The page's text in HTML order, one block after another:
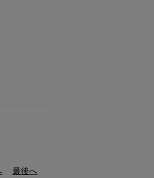
最後へ